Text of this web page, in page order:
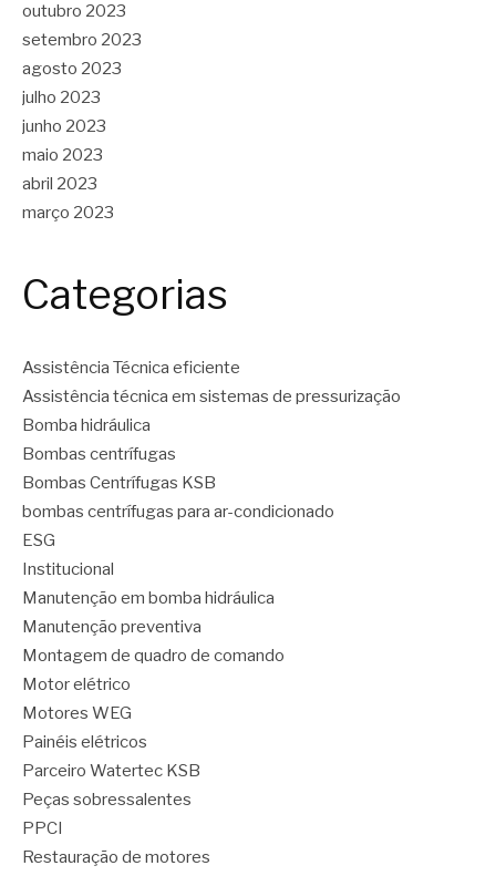
outubro 2023
setembro 2023
agosto 2023
julho 2023
junho 2023
maio 2023
abril 2023
março 2023
Categorias
Assistência Técnica eficiente
Assistência técnica em sistemas de pressurização
Bomba hidráulica
Bombas centrífugas
Bombas Centrífugas KSB
bombas centrífugas para ar-condicionado
ESG
Institucional
Manutenção em bomba hidráulica
Manutenção preventiva
Montagem de quadro de comando
Motor elétrico
Motores WEG
Painéis elétricos
Parceiro Watertec KSB
Peças sobressalentes
PPCI
Restauração de motores